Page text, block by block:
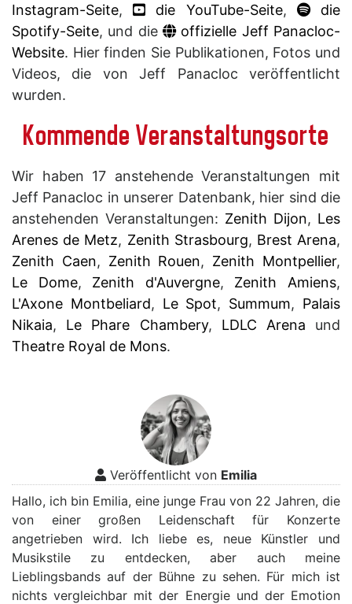
Instagram-Seite, die YouTube-Seite,
die
Spotify-Seite, und die
offizielle Jeff Panacloc-
Website. Hier finden Sie Publikationen, Fotos und
Videos, die von Jeff Panacloc veröffentlicht
wurden.
Kommende Veranstaltungsorte
Wir haben 17 anstehende Veranstaltungen mit
Jeff Panacloc in unserer Datenbank, hier sind die
anstehenden Veranstaltungen: Zenith Dijon, Les
Arenes de Metz, Zenith Strasbourg, Brest Arena,
Zenith Caen, Zenith Rouen, Zenith Montpellier,
Le Dome, Zenith d'Auvergne, Zenith Amiens,
L'Axone Montbeliard, Le Spot, Summum, Palais
Nikaia, Le Phare Chambery, LDLC Arena und
Theatre Royal de Mons.
Veröffentlicht von Emilia
Hallo, ich bin Emilia, eine junge Frau von 22 Jahren, die
von einer großen Leidenschaft für Konzerte
angetrieben wird. Ich liebe es, neue Künstler und
Musikstile zu entdecken, aber auch meine
Lieblingsbands auf der Bühne zu sehen. Für mich ist
nichts vergleichbar mit der Energie und der Emotion